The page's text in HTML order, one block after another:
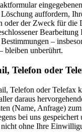
Löschung auffordern,
oder der Zweck für die
Bearbeitung
–
bleiben unberührt.
Telefon oder
Telefon oder Telefax
daraus
(Name, Anfrage)
bei uns gespeichert
ohne Ihre